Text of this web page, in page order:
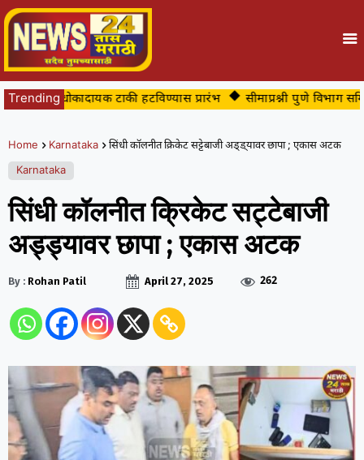
Trending
धोकादायक टाकी हटविण्यास प्रारंभ सीमाप्रश्नी पुणे विभाग
Home Karnataka
सिंधी कॉलनीत क्रिकेट सट्टेबाजी अड्ड्यावर छापा ; एकास अटक
Karnataka
सिंधी कॉलनीत क्रिकेट सट्टेबाजी
अड्ड्यावर छापा ; एकास अटक
By : Rohan Patil April 27, 2025 262